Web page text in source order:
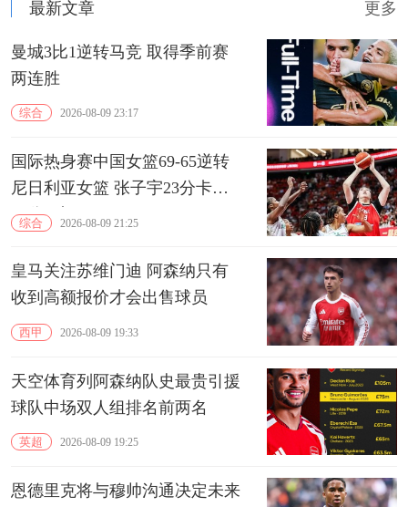
最新文章 更多
曼城3比1逆转马竞 取得季前赛
两连胜
综合 2026-08-09 23:17
国际热身赛中国女篮69-65逆转
尼日利亚女篮 张子宇23分卡鲁
13分3助
综合 2026-08-09 21:25
皇马关注苏维门迪 阿森纳只有
收到高额报价才会出售球员
西甲 2026-08-09 19:33
天空体育列阿森纳队史最贵引援
球队中场双人组排名前两名
英超 2026-08-09 19:25
恩德里克将与穆帅沟通决定未来